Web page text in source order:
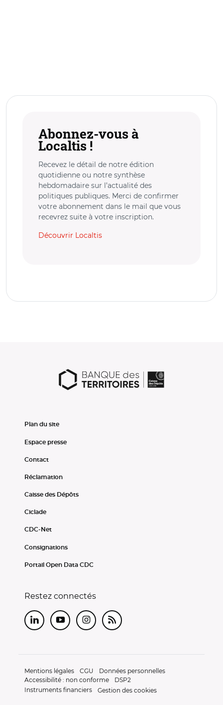
Abonnez-vous à
Localtis !
Recevez le détail de notre édition
quotidienne ou notre synthèse
hebdomadaire sur l’actualité des
politiques publiques. Merci de confirmer
votre abonnement dans le mail que vous
recevrez suite à votre inscription.
Découvrir Localtis
Plan du site
Espace presse
Contact
Réclamation
Caisse des Dépôts
Ciclade
CDC-Net
Consignations
Portail Open Data CDC
Restez connectés
LinkedInYoutubeInstagram
RSS
Mentions légales CGU
Données personnelles
Accessibilité : non conforme
DSP2
Instruments financiers
Gestion des cookies